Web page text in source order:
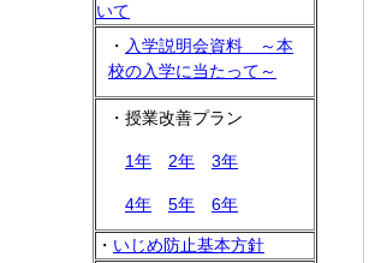
いて
・ 入学説明会資料 ～本
校の入学に当たって～
・授業改善プラン
1年 2年 3年
4年 5年 6年
・ いじめ防止基本方針